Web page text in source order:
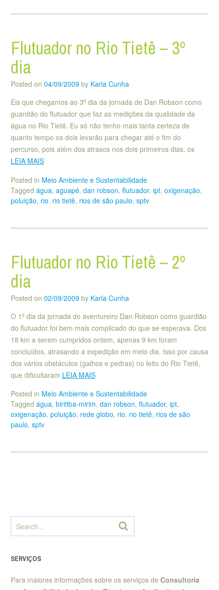
Flutuador no Rio Tietê – 3º
dia
Posted on 04/09/2009 by Karla Cunha
Eis que chegamos ao 3º dia da jornada de Dan Robson como
guardião do flutuador que faz as medições da qualidade da
água no Rio Tietê. Eu só não tenho mais tanta certeza de
quanto tempo os dois levarão para chegar até o fim do
percurso, pois além dos atrasos nos dois primeiros dias, os
LEIA MAIS
Posted in Meio Ambiente e Sustentabilidade
Tagged água, aguapé, dan robson, flutuador, ipt, oxigenação,
poluição, rio, rio tietê, rios de são paulo, sptv
Flutuador no Rio Tietê – 2º
dia
Posted on 02/09/2009 by Karla Cunha
O 1º dia da jornada do aventureiro Dan Robson como guardião
do flutuador foi bem mais complicado do que se esperava. Dos
18 km a serem cumpridos ontem, apenas 9 km foram
concluídos, atrasando a expedição em meio dia. Isso por causa
dos vários obstáculos (galhos e pedras) no leito do Rio Tietê,
que dificultaram LEIA MAIS
Posted in Meio Ambiente e Sustentabilidade
Tagged água, biritiba-mirim, dan robson, flutuador, ipt,
oxigenação, poluição, rede globo, rio, rio tietê, rios de são
paulo, sptv
SERVIÇOS
Para maiores informações sobre os serviços de Consultoria